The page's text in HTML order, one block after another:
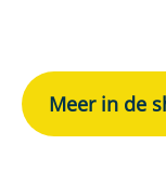
Meer in de